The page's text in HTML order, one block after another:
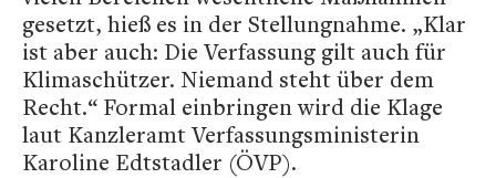
gesetzt, hieß es in der Stellungnahme. „Klar
ist aber auch: Die Verfassung gilt auch für
Klimaschützer. Niemand steht über dem
Recht.“ Formal einbringen wird die Klage
laut Kanzleramt Verfassungsministerin
Karoline Edtstadler (ÖVP).